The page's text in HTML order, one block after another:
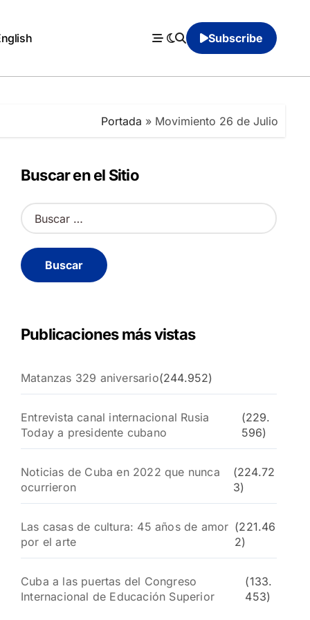
Subscribe
Portada » Movimiento 26 de Julio
Buscar en el Sitio
B
u
c
a
Publicaciones más vistas
Matanzas 329 aniversario(244.952)
Entrevista canal internacional Rusia
Today a presidente cubano
(229.
596)
Noticias de Cuba en 2022 que nunca
ocurrieron
(224.72
3)
Las casas de cultura: 45 años de amor
por el arte
(221.46
2)
Cuba a las puertas del Congreso
Internacional de Educación Superior
(133.
453)